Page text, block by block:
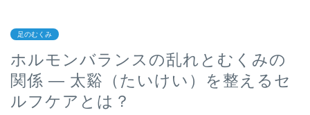
足のむくみ
ホルモンバランスの乱れとむくみの
関係 ― 太谿（たいけい）を整えるセ
ルフケアとは？